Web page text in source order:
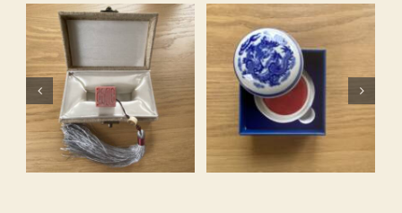
Pâte rouge
pour
sceaux
AJOUTER AU PANIER
/
DETAILS
Papier
d’exercice
15 x 39 cm
AJOUTER AU PANIER
DETAILS